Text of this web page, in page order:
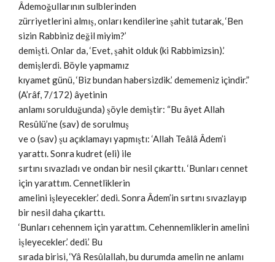
Âdemoğullarının sulblerinden
zürriyetlerini almış, onları kendilerine şahit tutarak, ‘Ben
sizin Rabbiniz değil miyim?’
demişti. Onlar da, ‘Evet, şahit olduk (ki Rabbimizsin).’
demişlerdi. Böyle yapmamız
kıyamet günü, ‘Biz bundan habersizdik.’ dememeniz içindir.”
(A’râf, 7/172) âyetinin
anlamı sorulduğunda) şöyle demiştir: “Bu âyet Allah
Resûlü’ne (sav) de sorulmuş
ve o (sav) şu açıklamayı yapmıştı: ‘Allah Teâlâ Âdem’i
yarattı. Sonra kudret (eli) ile
sırtını sıvazladı ve ondan bir nesil çıkarttı. ‘Bunları cennet
için yarattım. Cennetliklerin
amelini işleyecekler.’ dedi. Sonra Âdem’in sırtını sıvazlayıp
bir nesil daha çıkarttı.
‘Bunları cehennem için yarattım. Cehennemliklerin amelini
işleyecekler.’ dedi.’ Bu
sırada birisi, ‘Yâ Resûlallah, bu durumda amelin ne anlamı